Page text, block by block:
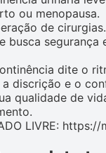
ou menopausa.
de cirurgias.
busca
dite o
a discrição e o
qualidade de
LIVRE: https://